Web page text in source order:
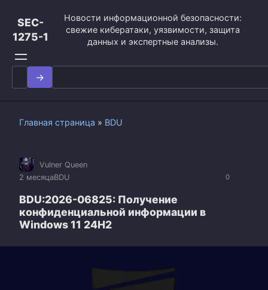
контенту
SEC-
1275-1
Новости информационной безопасности:
свежие кибератаки, уязвимости, защита
данных и экспертные анализы.
Search
for:
Главная страница » BDU
0
Vulner Queen
2 месяцаBDU
BDU:2026-06825: Получение
конфиденциальной информации в
Windows 11 24H2